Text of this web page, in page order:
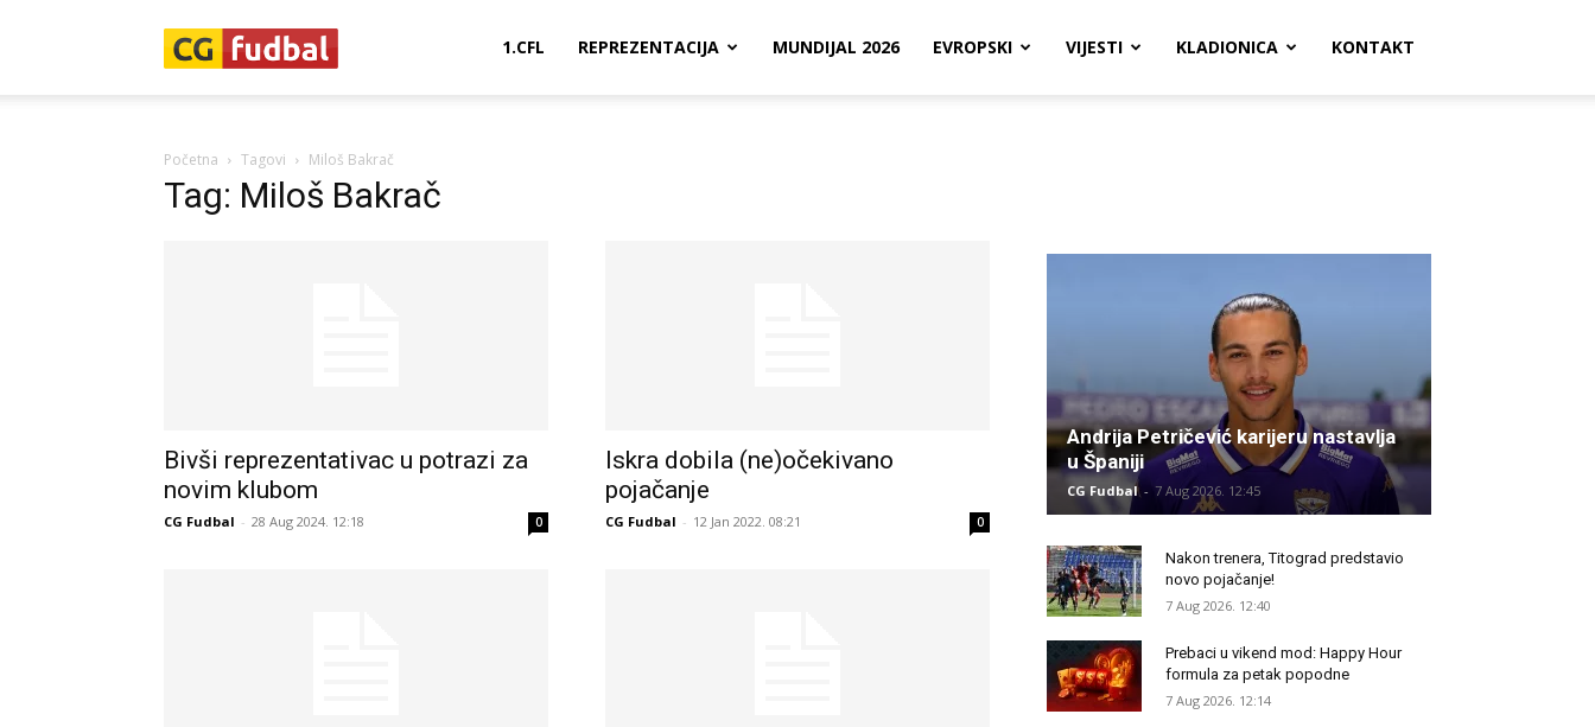
1.CFL REPREZENTACIJA MUNDIJAL 2026 EVROPSKI VIJESTI KLADIONICA KONTAKT
Početna Tagovi Miloš Bakrač
Tag: Miloš Bakrač
Bivši reprezentativac u potrazi za
novim klubom
CG Fudbal - 28 Aug 2024. 12:18 0
Iskra dobila (ne)očekivano
pojačanje
CG Fudbal - 12 Jan 2022. 08:21 0
Andrija Petričević karijeru nastavlja
u Španiji
CG Fudbal - 7 Aug 2026. 12:45
Nakon trenera, Titograd predstavio
novo pojačanje!
7 Aug 2026. 12:40
Prebaci u vikend mod: Happy Hour
formula za petak popodne
7 Aug 2026. 12:14